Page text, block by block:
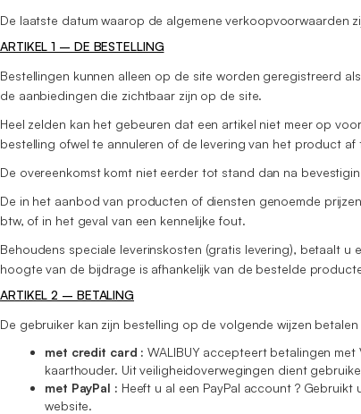
De laatste datum waarop de algemene verkoopvoorwaarden
ARTIKEL 1 – DE BESTELLING
Bestellingen kunnen alleen op de site worden geregistreerd
de aanbiedingen die zichtbaar zijn op de site.
Heel zelden kan het gebeuren dat een artikel niet meer op
bestelling ofwel te annuleren of de levering van het product
De overeenkomst komt niet eerder tot stand dan na
De in het aanbod van producten of diensten genoemde
btw, of in het geval van een kennelijke fout.
Behoudens speciale leverinskosten (gratis levering), betaalt
hoogte van de bijdrage is afhankelijk van de bestelde
ARTIKEL 2 – BETALING
De gebruiker kan zijn bestelling op de volgende wijzen betalen
met credit card : WALIBUY accepteert betalingen
kaarthouder. Uit veiligheidoverwegingen dient
met PayPal : Heeft u al een PayPal account ?
website.